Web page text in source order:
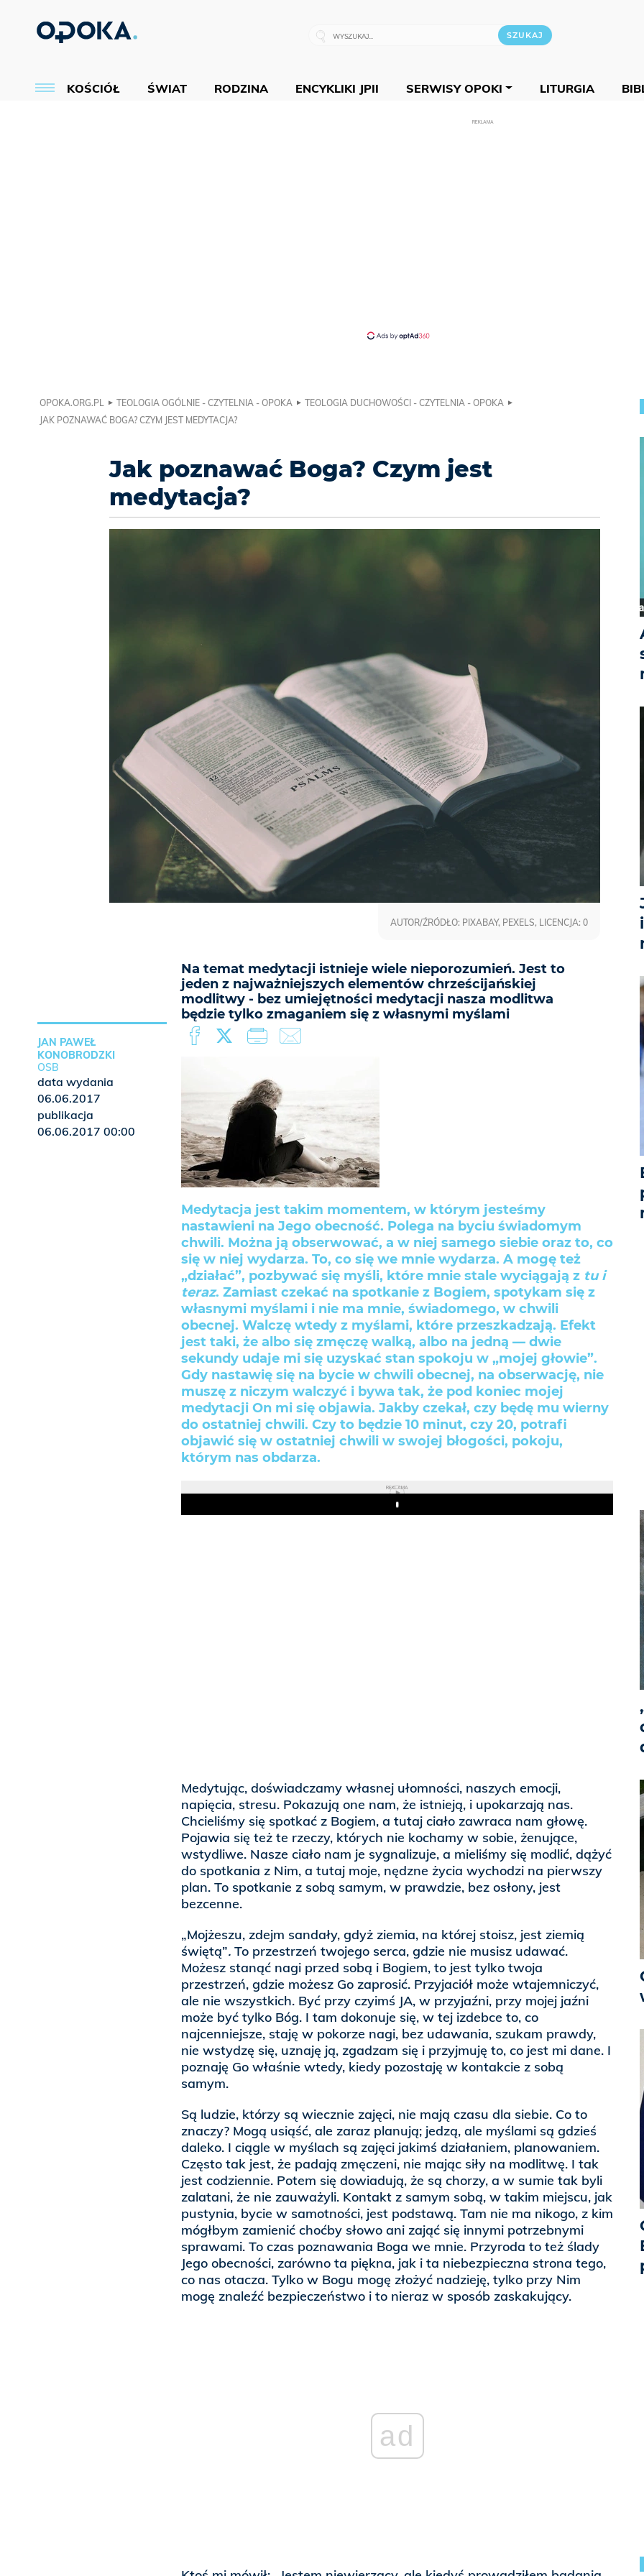
KOŚCIÓŁ ŚWIAT RODZINA ENCYKLIKI JPII SERWISY OPOKI LITURGIA
REKLAMA
OPOKA.ORG.PL TEOLOGIA OGÓLNIE - CZYTELNIA - OPOKA
TEOLOGIA DUCHOWOŚCI - CZYTELNIA - OPOKA
JAK POZNAWAĆ BOGA? CZYM JEST MEDYTACJA?
Jak poznawać Boga? Czym jest
medytacja?
Na temat medytacji istnieje wiele nieporozumień. Jest to
jeden z najważniejszych elementów chrześcijańskiej
modlitwy - bez umiejętności medytacji nasza modlitwa
będzie tylko zmaganiem się z własnymi myślami
AUTOR/ŹRÓDŁO: PIXABAY, PEXELS, LICENCJA: 0
Medytacja jest takim momentem, w którym jesteśmy
nastawieni na Jego obecność. Polega na byciu świadomym
chwili. Można ją obserwować, a w niej samego siebie oraz to, co
się w niej wydarza. To, co się we mnie wydarza. A mogę też
„działać”, pozbywać się myśli, które mnie stale wyciągają z tu i
teraz. Zamiast czekać na spotkanie z Bogiem, spotykam się z
własnymi myślami i nie ma mnie, świadomego, w chwili
obecnej. Walczę wtedy z myślami, które przeszkadzają. Efekt
jest taki, że albo się zmęczę walką, albo na jedną — dwie
sekundy udaje mi się uzyskać stan spokoju w „mojej głowie”.
Gdy nastawię się na bycie w chwili obecnej, na obserwację, nie
muszę z niczym walczyć i bywa tak, że pod koniec mojej
medytacji On mi się objawia. Jakby czekał, czy będę mu wierny
do ostatniej chwili. Czy to będzie 10 minut, czy 20, potrafi
objawić się w ostatniej chwili w swojej błogości, pokoju,
którym nas obdarza.
REKLAMA
Play
Medytując, doświadczamy własnej ułomności, naszych emocji,
napięcia, stresu. Pokazują one nam, że istnieją, i upokarzają nas.
Chcieliśmy się spotkać z Bogiem, a tutaj ciało zawraca nam głowę.
Pojawia się też te rzeczy, których nie kochamy w sobie, żenujące,
wstydliwe. Nasze ciało nam je sygnalizuje, a mieliśmy się modlić, dążyć
do spotkania z Nim, a tutaj moje, nędzne życia wychodzi na pierwszy
plan. To spotkanie z sobą samym, w prawdzie, bez osłony, jest
bezcenne.
„Mojżeszu, zdejm sandały, gdyż ziemia, na której stoisz, jest ziemią
świętą”. To przestrzeń twojego serca, gdzie nie musisz udawać.
Możesz stanąć nagi przed sobą i Bogiem, to jest tylko twoja
przestrzeń, gdzie możesz Go zaprosić. Przyjaciół może wtajemniczyć,
ale nie wszystkich. Być przy czyimś JA, w przyjaźni, przy mojej jaźni
może być tylko Bóg. I tam dokonuje się, w tej izdebce to, co
najcenniejsze, staję w pokorze nagi, bez udawania, szukam prawdy,
nie wstydzę się, uznaję ją, zgadzam się i przyjmuję to, co jest mi dane. I
poznaję Go właśnie wtedy, kiedy pozostaję w kontakcie z sobą
samym.
Są ludzie, którzy są wiecznie zajęci, nie mają czasu dla siebie. Co to
znaczy? Mogą usiąść, ale zaraz planują; jedzą, ale myślami są gdzieś
daleko. I ciągle w myślach są zajęci jakimś działaniem, planowaniem.
Często tak jest, że padają zmęczeni, nie mając siły na modlitwę. I tak
jest codziennie. Potem się dowiadują, że są chorzy, a w sumie tak byli
zalatani, że nie zauważyli. Kontakt z samym sobą, w takim miejscu, jak
pustynia, bycie w samotności, jest podstawą. Tam nie ma nikogo, z kim
mógłbym zamienić choćby słowo ani zająć się innymi potrzebnymi
sprawami. To czas poznawania Boga we mnie. Przyroda to też ślady
Jego obecności, zarówno ta piękna, jak i ta niebezpieczna strona tego,
co nas otacza. Tylko w Bogu mogę złożyć nadzieję, tylko przy Nim
mogę znaleźć bezpieczeństwo i to nieraz w sposób zaskakujący.
ad
JAN PAWEŁ
KONOBRODZKI
OSB
data wydania
06.06.2017
publikacja
06.06.2017 00:00